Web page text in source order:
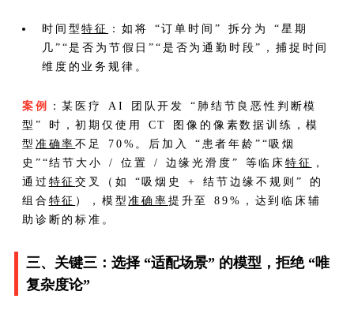
时间型特征
：如将 “订单时间” 拆分为 “星期
几”“是否为节假日”“是否为通勤时段”，捕捉时间
维度的业务规律。
案例
：某医疗 AI 团队开发 “肺结节良恶性判断模
型” 时，初期仅使用 CT 图像的像素数据训练，模
型 准确率不足 70%。后加入 “患者年龄”“吸烟
史”“结节大小 / 位置 / 边缘光滑度” 等临床 特征
，
通过 特征交叉（如 “吸烟史 + 结节边缘不规则” 的
组合 特征 ），模型准确率 提升至 89%，达到临床辅
助诊断的标准。
三、关键三：选择 “适配场景” 的模型，拒绝 “唯
复杂度论”